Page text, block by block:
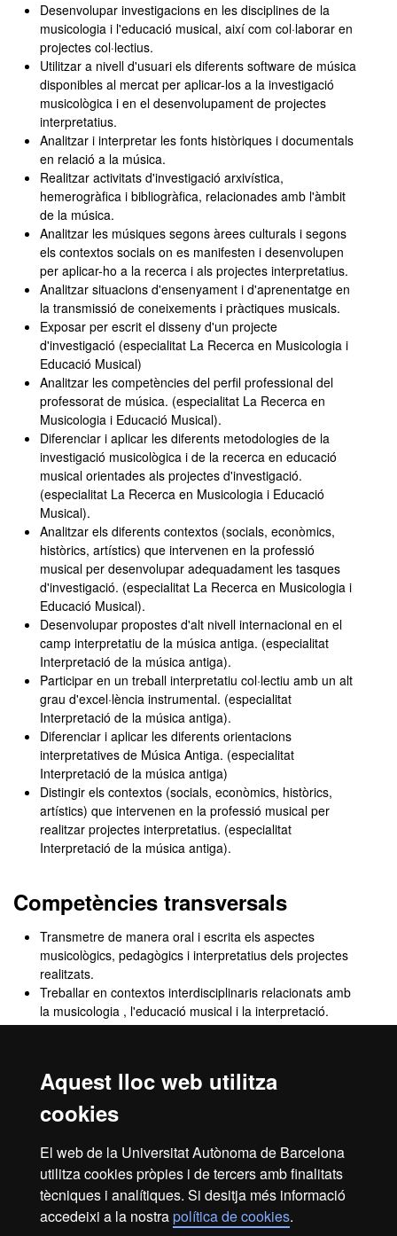
Aquest lloc web utilitza
cookies
El web de la Universitat Autònoma de Barcelona
utilitza cookies pròpies i de tercers amb finalitats
tècniques i analítiques. Si desitja més informació
accedeixi a la nostrapolítica de cookies.
Desenvolupar investigacions en les disciplines de la
musicologia i l'educació musical, així com col·laborar en
projectes col·lectius.
Utilitzar a nivell d'usuari els diferents software de música
disponibles al mercat per aplicar-los a la investigació
musicològica i en el desenvolupament de projectes
interpretatius.
Analitzar i interpretar les fonts històriques i documentals
en relació a la música.
Realitzar activitats d'investigació arxivística,
hemerogràfica i bibliogràfica, relacionades amb l'àmbit
de la música.
Analitzar les músiques segons àrees culturals i segons
els contextos socials on es manifesten i desenvolupen
per aplicar-ho a la recerca i als projectes interpretatius.
Analitzar situacions d'ensenyament i d'aprenentatge en
la transmissió de coneixements i pràctiques musicals.
Exposar per escrit el disseny d'un projecte
d'investigació (especialitat La Recerca en Musicologia i
Educació Musical)
Analitzar les competències del perfil professional del
professorat de música. (especialitat La Recerca en
Musicologia i Educació Musical).
Diferenciar i aplicar les diferents metodologies de la
investigació musicològica i de la recerca en educació
musical orientades als projectes d'investigació.
(especialitat La Recerca en Musicologia i Educació
Musical).
Analitzar els diferents contextos (socials, econòmics,
històrics, artístics) que intervenen en la professió
musical per desenvolupar adequadament les tasques
d'investigació. (especialitat La Recerca en Musicologia i
Educació Musical).
Desenvolupar propostes d'alt nivell internacional en el
camp interpretatiu de la música antiga. (especialitat
Interpretació de la música antiga).
Participar en un treball interpretatiu col·lectiu amb un alt
grau d'excel·lència instrumental. (especialitat
Interpretació de la música antiga).
Diferenciar i aplicar les diferents orientacions
interpretatives de Música Antiga. (especialitat
Interpretació de la música antiga)
Distingir els contextos (socials, econòmics, històrics,
artístics) que intervenen en la professió musical per
realitzar projectes interpretatius. (especialitat
Interpretació de la música antiga).
Competències transversals
Transmetre de manera oral i escrita els aspectes
musicològics, pedagògics i interpretatius dels projectes
realitzats.
Treballar en contextos interdisciplinaris relacionats amb
la musicologia , l'educació musical i la interpretació.
Demostrar habilitats d'autoaprenentatge en l'àmbit
Aplicar la capacitat crítica en projectes d'investigació
musicològica i en projectes interpretatius.
Plantejar propostes innovadores en projectes
Desenvolupar la capacitat d'avaluar les desigualtats per
motius de sexe i gènere per al disseny de solucions.